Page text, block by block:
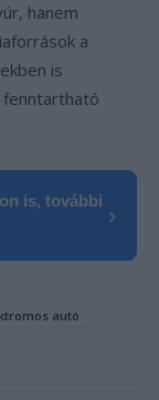
hanem
a
is
fenntartható
is, további
›
autó